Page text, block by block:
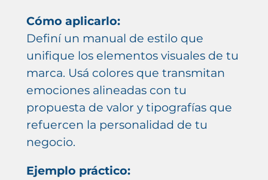
Cómo aplicarlo:
Definí un manual de estilo que
unifique los elementos visuales de tu
marca. Usá colores que transmitan
emociones alineadas con tu
propuesta de valor y tipografías que
refuercen la personalidad de tu
negocio.
Ejemplo práctico: